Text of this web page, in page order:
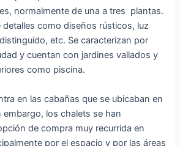
normalmente de una a tres plantas.
como diseños rústicos, luz
etc. Se caracterizan por
y cuentan con jardines vallados y
como piscina.
en las cabañas que se ubicaban en
embargo, los chalets se han
de compra muy recurrida en
por el espacio y por las áreas